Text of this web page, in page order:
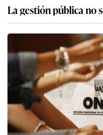
La gestión pública no